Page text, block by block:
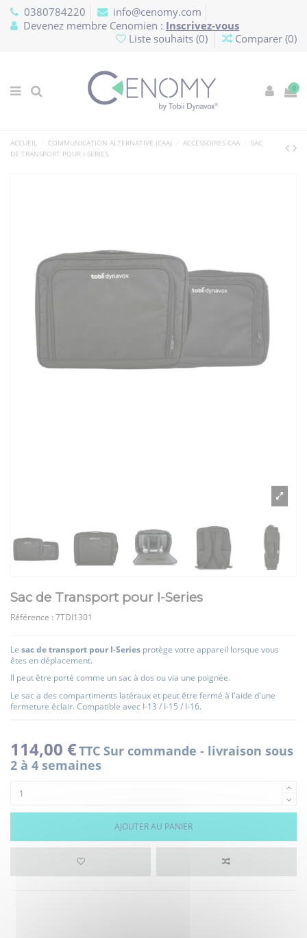
0380784220
info@cenomy.com
Devenez membre Cenomien : Inscrivez-vous
Liste souhaits (0) Comparer (0)
0
ACCUEIL COMMUNICATION ALTERNATIVE (CAA) ACCESSOIRES CAA
SAC
DE TRANSPORT POUR I-SERIES
Sac de Transport pour I-Series
Référence : 7TDI1301
Le sac de transport pour I-Series protège votre appareil lorsque vous
êtes en déplacement.
Il peut être porté comme un sac à dos ou via une poignée.
Le sac a des compartiments latéraux et peut être fermé à l'aide d'une
fermeture éclair. Compatible avec I-13 / I-15 / I-16.
114,00 €TTC Sur commande - livraison sous
2 à 4 semaines
AJOUTER AU PANIER
Panneau de gestion des cookies